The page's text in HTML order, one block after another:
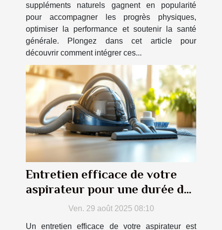
suppléments naturels gagnent en popularité
pour accompagner les progrès physiques,
optimiser la performance et soutenir la santé
générale. Plongez dans cet article pour
découvrir comment intégrer ces...
Entretien efficace de votre
aspirateur pour une durée de
vie prolongéeVen. 29 août 2025 08:10
Un entretien efficace de votre aspirateur est